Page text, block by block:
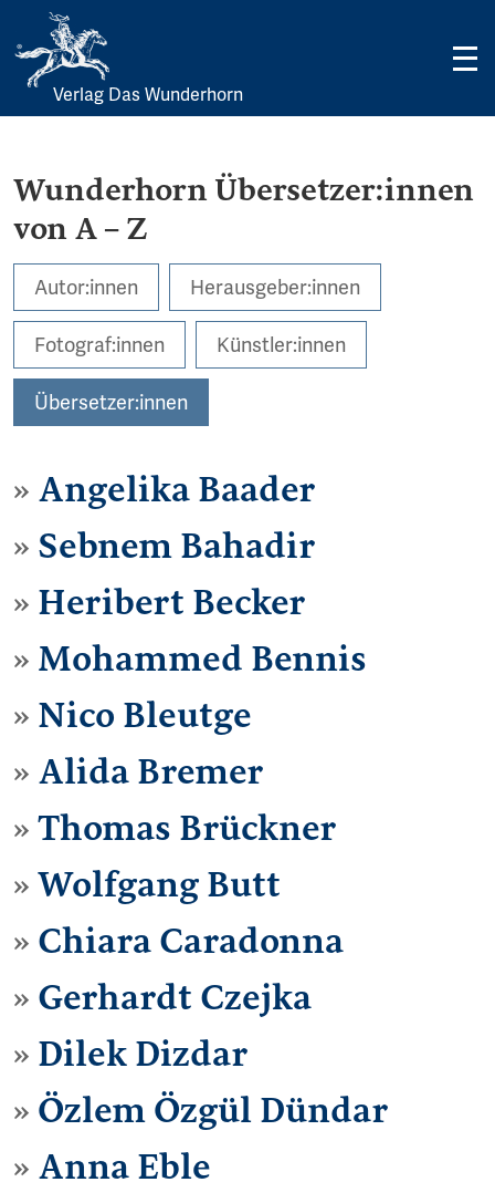
Skip
Verlag Das Wunderhorn
Wunderhorn Übersetzer:innen
von A – Z
Autor:innen Herausgeber:innen
Fotograf:innen Künstler:innen
Übersetzer:innen
Angelika Baader
Sebnem Bahadir
Heribert Becker
Mohammed Bennis
Nico Bleutge
Alida Bremer
Thomas Brückner
Wolfgang Butt
Chiara Caradonna
Gerhardt Czejka
Dilek Dizdar
Özlem Özgül Dündar
Anna Eble